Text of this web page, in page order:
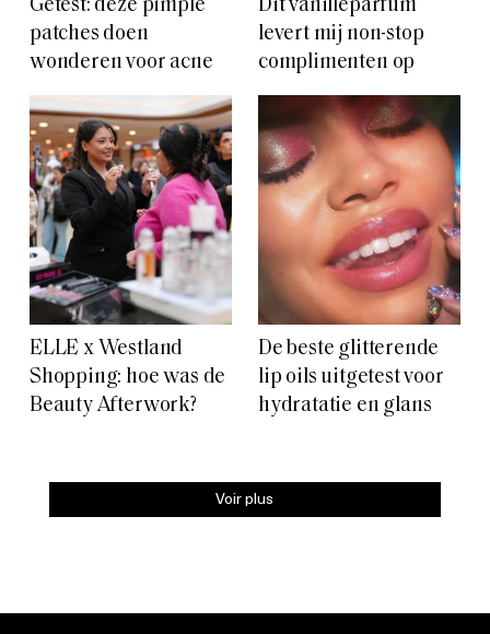
Getest: deze pimple
patches doen
wonderen voor acne
Dit vanilleparfum
levert mij non-stop
complimenten op
ELLE x Westland
Shopping: hoe was de
Beauty Afterwork?
De beste glitterende
lip oils uitgetest voor
hydratatie en glans
Voir plus